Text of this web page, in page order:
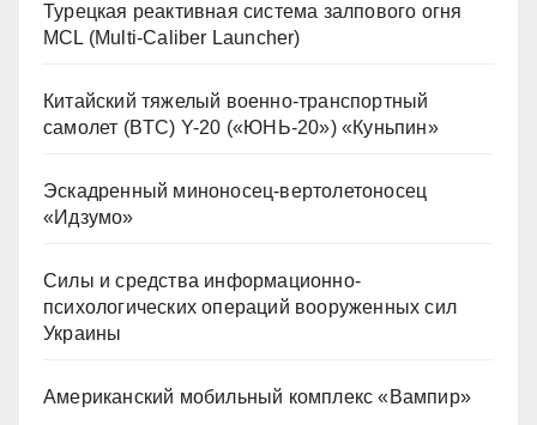
Турецкая реактивная система залпового огня
MCL (Multi-Caliber Launcher)
Китайский тяжелый военно-транспортный
самолет (BTC) Y-20 («ЮНЬ-20») «Куньпин»
Эскадренный миноносец-вертолетоносец
«Идзумо»
Силы и средства информационно-
психологических операций вооруженных сил
Украины
Американский мобильный комплекс «Вампир»